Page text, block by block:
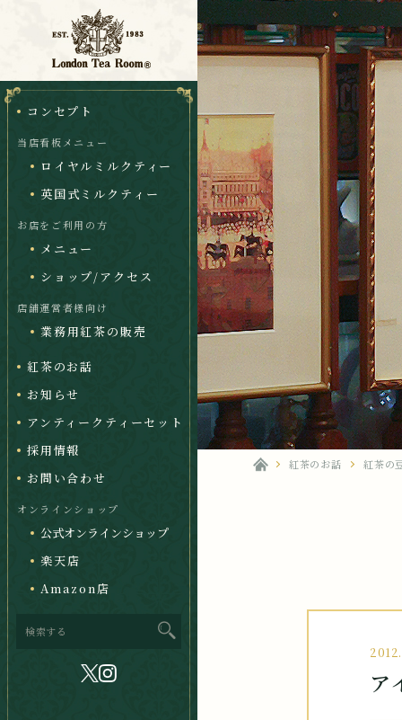
コンセプト
当店看板メニュー
ロイヤルミルクティー
英国式ミルクティー
お店をご利用の方
メニュー
ショップ/アクセス
店舗運営者様向け
業務用紅茶の販売
紅茶のお話
お知らせ
アンティークティーセット
採用情報
お問い合わせ
オンラインショップ
公式オンラインショップ
楽天店
Amazon店
紅茶のお話 紅茶の
ア